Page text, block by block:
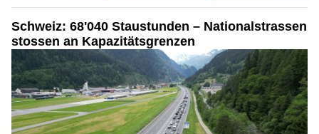
Schweiz: 68'040 Staustunden – Nationalstrassen
stossen an Kapazitätsgrenzen